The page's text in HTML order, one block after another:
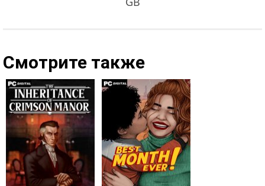
Смотрите также